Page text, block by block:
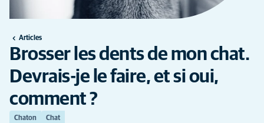
Articles
Brosser les dents de mon chat.
Devrais-je le faire, et si oui,
comment ?
Chaton Chat